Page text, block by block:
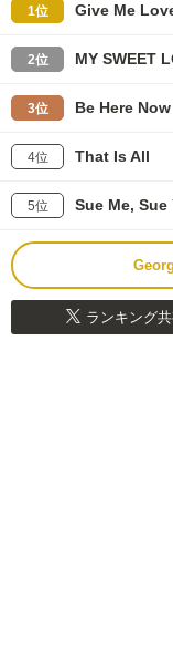
1位 Give Me
2位 MY SWEET
3位 Be Here Now
4位 That Is All
5位 Sue Me, Sue
ランキング